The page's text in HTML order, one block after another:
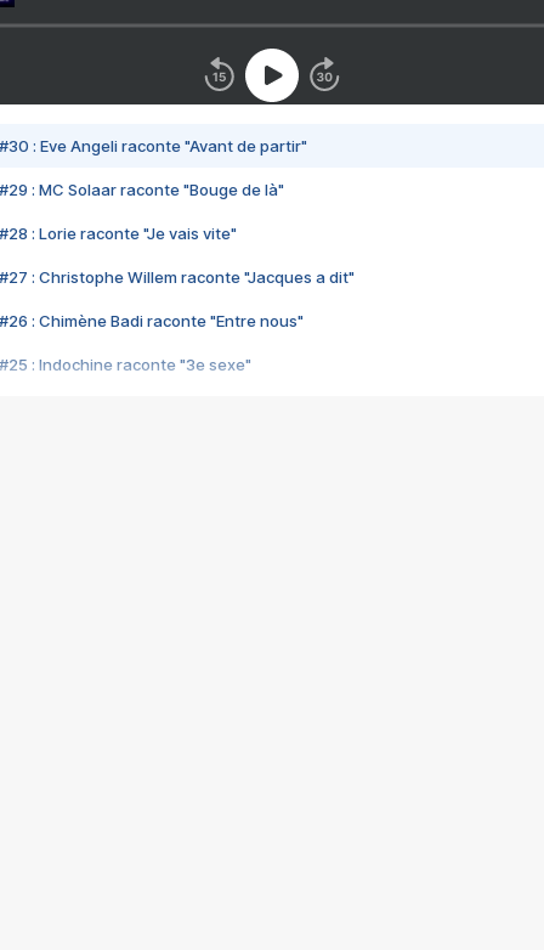
#30 : Eve Angeli raconte "Avant de partir"
#29 : MC Solaar raconte "Bouge de là"
#28 : Lorie raconte "Je vais vite"
#27 : Christophe Willem raconte "Jacques a dit"
#26 : Chimène Badi raconte "Entre nous"
#25 : Indochine raconte "3e sexe"